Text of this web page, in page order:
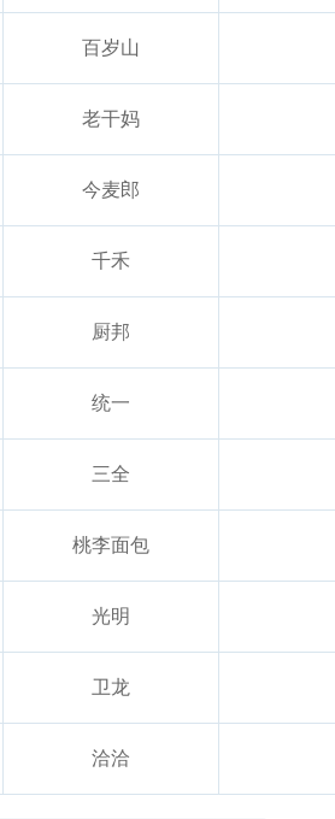
百岁山
老干妈
今麦郎
千禾
厨邦
统一
三全
桃李面包
光明
卫龙
洽洽